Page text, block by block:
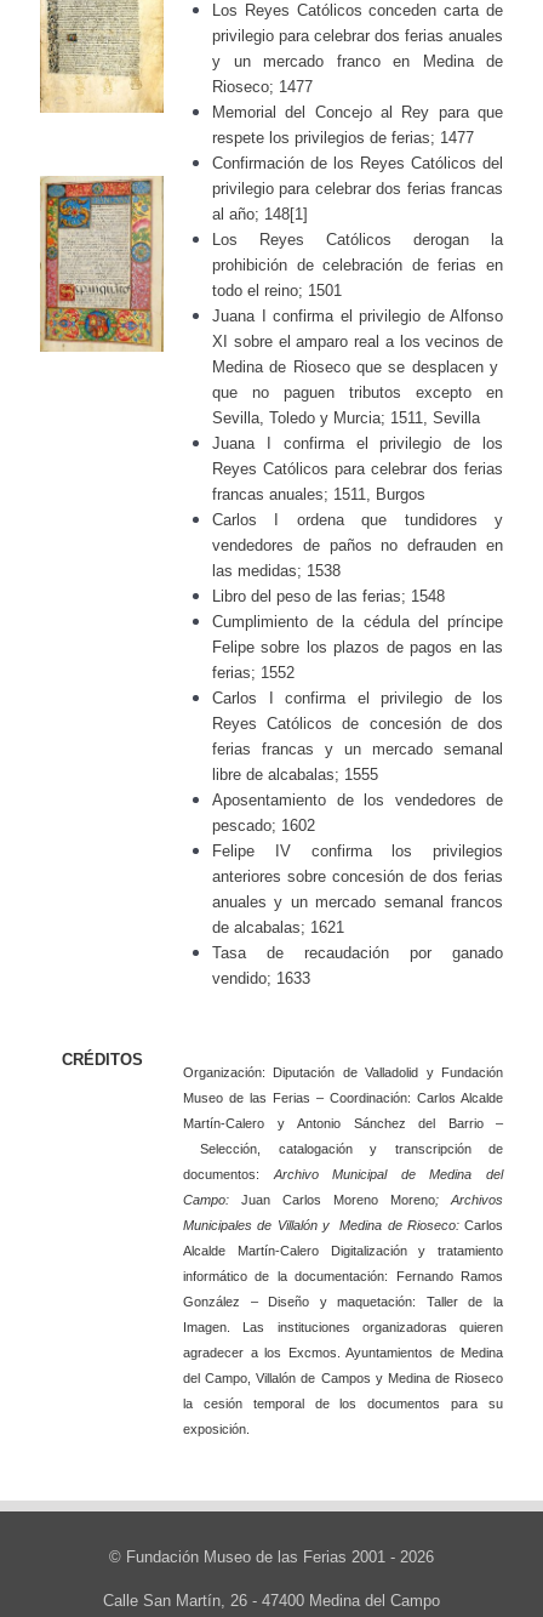
Los Reyes Católicos conceden carta de
privilegio para celebrar dos ferias anuales
y un mercado franco en Medina de
Rioseco; 1477
Memorial del Concejo al Rey para que
respete los privilegios de ferias; 1477
Confirmación de los Reyes Católicos del
privilegio para celebrar dos ferias francas
al año; 148[1]
Los Reyes Católicos derogan la
prohibición de celebración de ferias en
todo el reino; 1501
Juana I confirma el privilegio de Alfonso
XI sobre el amparo real a los vecinos de
Medina de Rioseco que se desplacen y
que no paguen tributos excepto en
Sevilla, Toledo y Murcia; 1511, Sevilla
Juana I confirma el privilegio de los
Reyes Católicos para celebrar dos ferias
francas anuales; 1511, Burgos
Carlos I ordena que tundidores y
vendedores de paños no defrauden en
las medidas; 1538
Libro del peso de las ferias; 1548
Cumplimiento de la cédula del príncipe
Felipe sobre los plazos de pagos en las
ferias; 1552
Carlos I confirma el privilegio de los
Reyes Católicos de concesión de dos
ferias francas y un mercado semanal
libre de alcabalas; 1555
Aposentamiento de los vendedores de
pescado; 1602
Felipe IV confirma los privilegios
anteriores sobre concesión de dos ferias
anuales y un mercado semanal francos
de alcabalas; 1621
Tasa de recaudación por ganado
vendido; 1633
CRÉDITOS
Organización: Diputación de Valladolid y Fundación
Museo de las Ferias – Coordinación: Carlos Alcalde
Martín-Calero y Antonio Sánchez del Barrio –
Selección, catalogación y transcripción de
documentos:
Archivo Municipal de Medina del
Campo: Juan Carlos Moreno Moreno; Archivos
Municipales de Villalón y Medina de Rioseco:Carlos
Alcalde Martín-Calero
Digitalización y tratamiento
informático de la documentación:
Fernando Ramos
González –
Diseño y maquetación: Taller de la
Imagen
Las instituciones organizadoras quieren
agradecer a los Excmos. Ayuntamientos de Medina
del Campo, Villalón de Campos y Medina de Rioseco
la cesión temporal de los documentos para su
exposición.
© Fundación Museo de las Ferias 2001 - 2026
Calle San Martín, 26 - 47400 Medina del Campo